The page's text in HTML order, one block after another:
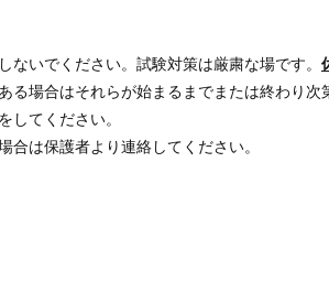
ないでください。試験対策は厳粛な場です。
る場合はそれらが始まるまでまたは終わり
してください。
合は保護者より連絡してください。